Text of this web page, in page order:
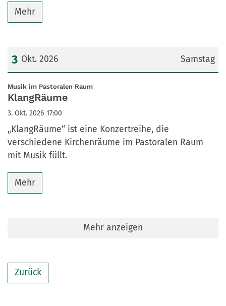
Mehr
Samstag
3 Okt. 2026
Datum: 3. Oktober 2026
Musik im Pastoralen Raum:
KlangRäume
3. Okt. 2026 17:00
„KlangRäume“ ist eine Konzertreihe, die
verschiedene Kirchenräume im Pastoralen Raum
mit Musik füllt.
Mehr
Mehr anzeigen
Zurück